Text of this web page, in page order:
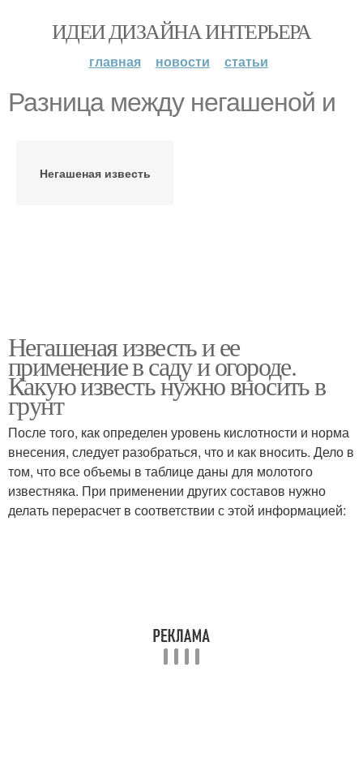
ИДЕИ ДИЗАЙНА ИНТЕРЬЕРА
главная новости статьи
Разница между негашеной и
Негашеная известь
Негашеная известь и ее
применение в саду и огороде.
Какую известь нужно вносить в
грунт
После того, как определен уровень кислотности и норма
внесения, следует разобраться, что и как вносить. Дело в
том, что все объемы в таблице даны для молотого
известняка. При применении других составов нужно
делать перерасчет в соответствии с этой информацией: